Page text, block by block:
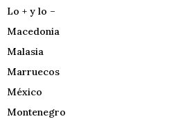
Lo + y lo –
Macedonia
Malasia
Marruecos
México
Montenegro